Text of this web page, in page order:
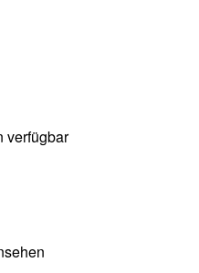
verfügbar